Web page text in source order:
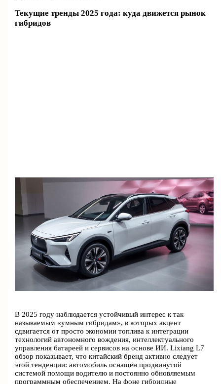
Текущие тренды 2025 года: куда движется рынок
гибридов
В 2025 году наблюдается устойчивый интерес к так
называемым «умным гибридам», в которых акцент
сдвигается от просто экономии топлива к интеграции
технологий автономного вождения, интеллектуального
управления батареей и сервисов на основе ИИ. Lixiang L7
обзор показывает, что китайский бренд активно следует
этой тенденции: автомобиль оснащён продвинутой
системой помощи водителю и постоянно обновляемым
программным обеспечением. На фоне гибридные